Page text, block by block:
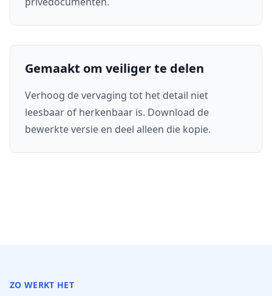
Gemaakt om veiliger te delen
Verhoog de vervaging tot het detail niet
leesbaar of herkenbaar is. Download de
bewerkte versie en deel alleen die kopie.
ZO WERKT HET